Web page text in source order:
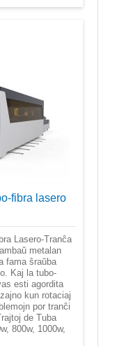
fibra lasero
Lasero-Tranĉa
metalan
fama ŝraŭba
Kaj la tubo-
esti agordita
kun rotaciaj
por tranĉi
de Tuba
800w, 1000w,